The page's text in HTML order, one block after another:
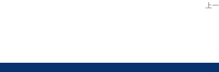
上